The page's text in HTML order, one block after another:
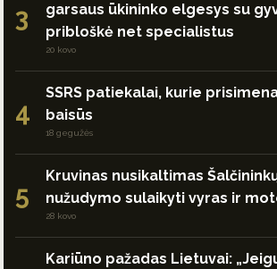
3
garsaus ūkininko elgesys su
pribloškė net specialistus
20 kovo
4
SSRS patiekalai, kurie
baisūs
18 gegužės
5
Kruvinas nusikaltimas
nužudymo sulaikyti vyras ir
28 kovo
Kariūno pažadas Lietuvai: